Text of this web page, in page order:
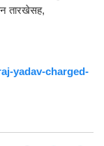
तारखेसह,
yadav-charged-